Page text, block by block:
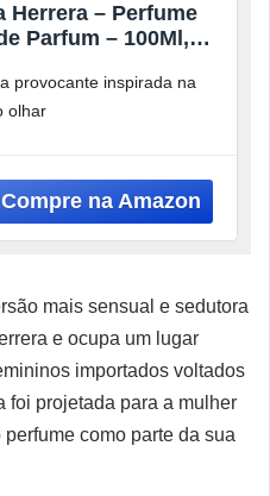
Herrera – Perfume
Parfum – 100Ml,
provocante inspirada na
olhar
mais sensual e sedutora
e ocupa um lugar
importados voltados
foi projetada para a mulher
como parte da sua